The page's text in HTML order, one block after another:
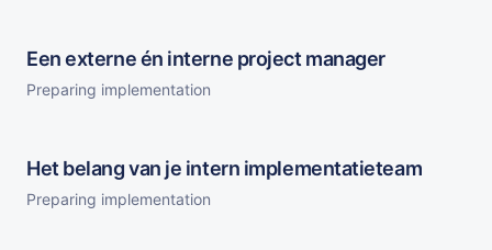
Een externe én interne project manager
Preparing implementation
Het belang van je intern implementatieteam
Preparing implementation